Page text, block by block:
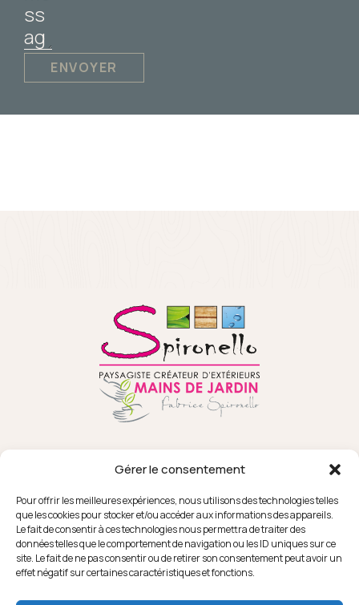
Gérer le consentement
Pour offrir les meilleures expériences, nous utilisons des technologies telles
que les cookies pour stocker et/ou accéder aux informations des appareils.
Le fait de consentir à ces technologies nous permettra de traiter des
données telles que le comportement de navigation ou les ID uniques sur ce
site. Le fait de ne pas consentir ou de retirer son consentement peut avoir un
effet négatif sur certaines caractéristiques et fonctions.
ENVOYER
18 RUE SEPAT
82370 CAMPSAS
FACEBOOK
INSTAGRAM
YOUTUBE
HOUZZ